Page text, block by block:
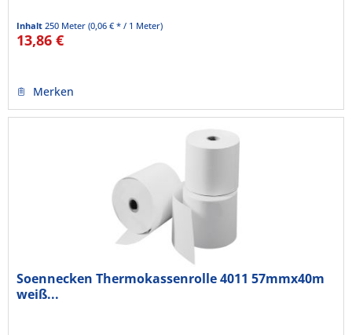
Inhalt 250 Meter(0,06 € * / 1 Meter)
13,86 €
Merken
Soennecken Thermokassenrolle 4011 57mmx40m
weiß...